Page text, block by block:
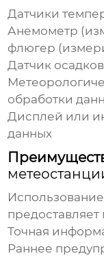
Датчики
Анемометр
флюгер
Датчик осадков
обработки
Дисплей или
данных
Использование
Точная
Раннее